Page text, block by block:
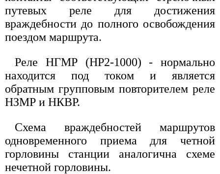
путевых реле для достижения
враждебности до полного освобождения
поездом маршрута.
Реле НГМР (НР2-1000) - нормально
находится под током и является
обратным групповым повторителем реле
НЗМР и НКВР.
Схема враждебностей маршрутов
одновременного приема для четной
горловины станции аналогична схеме
нечетной горловины.